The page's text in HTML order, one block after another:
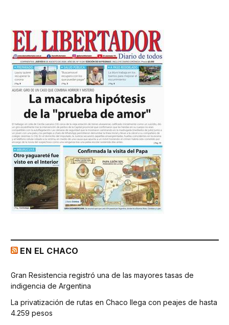
EN EL CHACO
Gran Resistencia registró una de las mayores tasas de
indigencia de Argentina
La privatización de rutas en Chaco llega con peajes de hasta
4.259 pesos